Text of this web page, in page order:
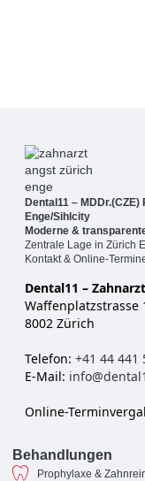
Dental11 –
Enge/Sihlcity
Moderne &
Zentrale Lage in Zürich
Kontakt & Online-
Dental11 –
Waffenplatzstrasse
8002 Zürich
Telefon: +41 44 441
E-Mail:
Online-
Behandlungen
Prophylaxe &